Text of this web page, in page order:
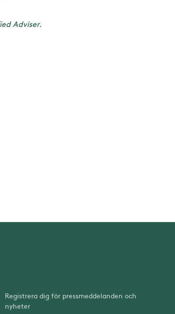
Adviser.
Registrera dig för pressmeddelanden och
nyheter